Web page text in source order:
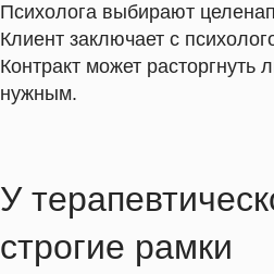
Психолога выбирают
Клиент заключает с
Контракт может
нужным.
У
строгие рамки